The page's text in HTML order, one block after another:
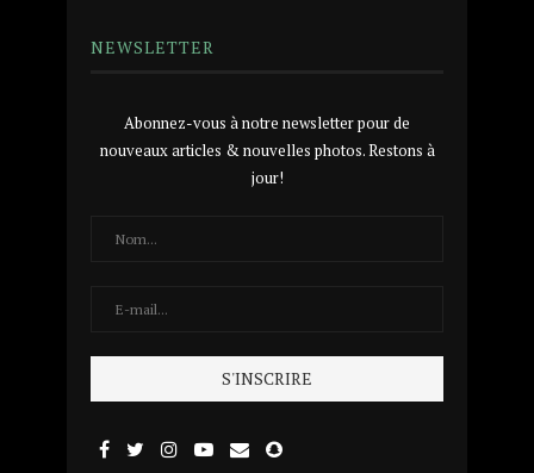
NEWSLETTER
Abonnez-vous à notre newsletter pour de
nouveaux articles & nouvelles photos. Restons à
jour!